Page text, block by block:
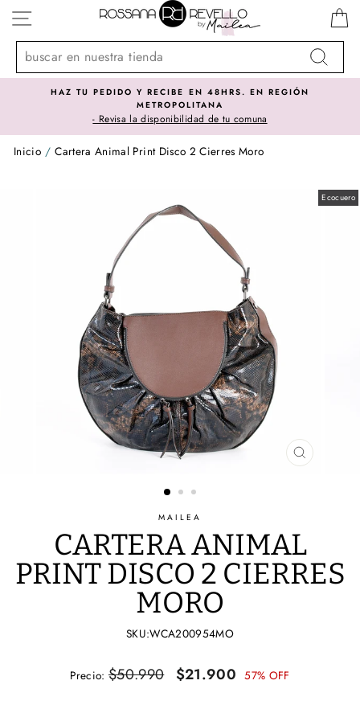
directamente
contenido
NAVEGACIÓN
Buscar
EN 48HRS. EN REGIÓN
de tu comuna
SOMOS
Inicio / Cartera Animal Print Disco 2 Cierres Moro
Ecocuero
CERRAR
MAILEA
CARTERA ANIMAL
PRINT DISCO 2 CIERRES
MORO
SKU:WCA200954MO
Precio
Precio: $50.990
Precio
$21.900 57% OFF